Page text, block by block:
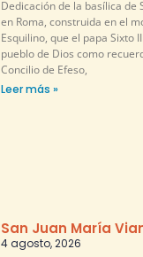
Dedicación de la basílica de
en Roma, construida en el
Esquilino, que el papa Sixto
pueblo de Dios como
Concilio de Efeso,
Leer más »
San Juan María
4 agosto, 2026